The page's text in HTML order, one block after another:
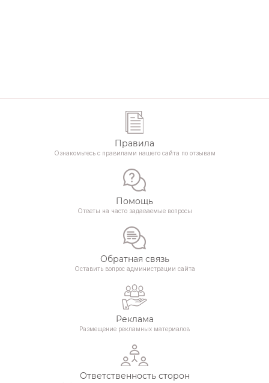
Правила
Ознакомьтесь с правилами нашего сайта по отзывам
Помощь
Ответы на часто задаваемые вопросы
Обратная связь
Оставить вопрос администрации сайта
Реклама
Размещение рекламных материалов
Ответственность сторон